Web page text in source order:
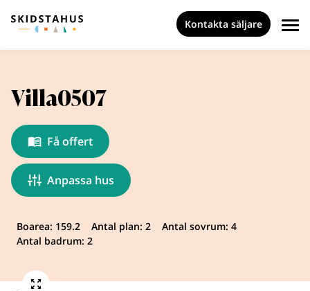
Kontakta säljare
Villa0507
Få offert
Anpassa hus
Boarea: 159.2 Antal plan: 2
Antal sovrum: 4
Antal badrum: 2